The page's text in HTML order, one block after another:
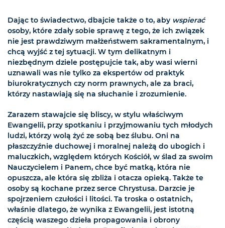
Dając to świadectwo, dbajcie także o to, aby wspierać
osoby, które zdały sobie sprawę z tego, że ich związek
nie jest prawdziwym małżeństwem sakramentalnym, i
chcą wyjść z tej sytuacji. W tym delikatnym i
niezbędnym dziele postępujcie tak, aby wasi wierni
uznawali was nie tylko za ekspertów od praktyk
biurokratycznych czy norm prawnych, ale za braci,
którzy nastawiają się na słuchanie i zrozumienie.
Zarazem stawajcie się bliscy, w stylu właściwym
Ewangelii, przy spotkaniu i przyjmowaniu tych młodych
ludzi, którzy wolą żyć ze sobą bez ślubu. Oni na
płaszczyźnie duchowej i moralnej należą do ubogich i
maluczkich, względem których Kościół, w ślad za swoim
Nauczycielem i Panem, chce być matką, która nie
opuszcza, ale która się zbliża i otacza opieką. Także te
osoby są kochane przez serce Chrystusa. Darzcie je
spojrzeniem czułości i litości. Ta troska o ostatnich,
właśnie dlatego, że wynika z Ewangelii, jest istotną
częścią waszego dzieła propagowania i obrony